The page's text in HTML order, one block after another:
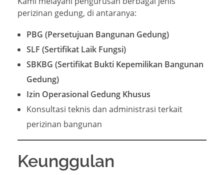
perizinan gedung, di antaranya:
PBG (Persetujuan Bangunan Gedung)
SLF (Sertifikat Laik Fungsi)
SBKBG (Sertifikat Bukti Kepemilikan Bangunan
Gedung)
Izin Operasional Gedung Khusus
Konsultasi teknis dan administrasi terkait
perizinan bangunan
Keunggulan